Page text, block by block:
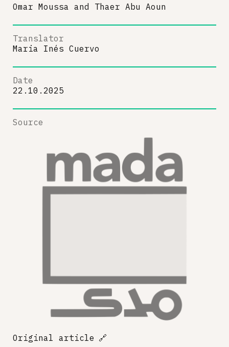
Omar Moussa and Thaer Abu Aoun
Translator
Maria Inés Cuervo
Date
22.10.2025
Source
Original article 🔗